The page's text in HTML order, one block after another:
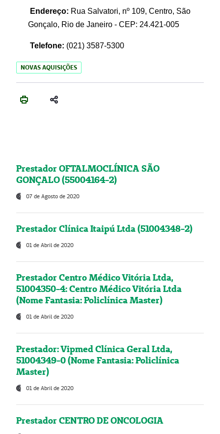
Endereço: Rua Salvatori, nº 109, Centro, São
Gonçalo, Rio de Janeiro - CEP: 24.421-005
Telefone: (021) 3587-5300
NOVAS AQUISIÇÕES
Prestador OFTALMOCLÍNICA SÃO
GONÇALO (55004164-2)
07 de Agosto de 2020
Prestador Clínica Itaipú Ltda (51004348-2)
01 de Abril de 2020
Prestador Centro Médico Vitória Ltda,
51004350-4: Centro Médico Vitória Ltda
(Nome Fantasia: Policlínica Master)
01 de Abril de 2020
Prestador: Vipmed Clínica Geral Ltda,
51004349-0 (Nome Fantasia: Policlínica
Master)
01 de Abril de 2020
Prestador CENTRO DE ONCOLOGIA